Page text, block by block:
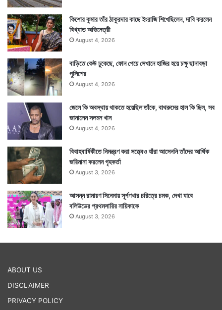
কিশোর কুমার তাঁর ঠাকুরদার কাছে ইংরাজি শিখেছিলেন, দাবি করলেন
বিখ্যাত অভিনেত্রী
August 4, 2026
বাড়িতে কেউ ঢুকেছে, ফোন পেয়ে সেখানে হাজির হয়ে চক্ষু ছানাবড়া
পুলিশের
August 4, 2026
জেলে কি অবস্থায় থাকতে হয়েছিল তাঁকে, বাথরুমের হাল কি ছিল, সব
জানালেন সলমন খান
August 4, 2026
বিবাহবার্ষিকীতে নিমন্ত্রণ করা সত্ত্বেও যাঁরা আসেননি তাঁদের আর্থিক
জরিমানা করলেন গৃহকর্তা
August 3, 2026
আসন্ন রামায়ণ সিনেমায় সূর্পণখার চরিত্রে চমক, দেখা যাবে
বলিউডের প্রথমসারির নায়িকাকে
August 3, 2026
ABOUT US
DISCLAIMER
PRIVACY POLICY